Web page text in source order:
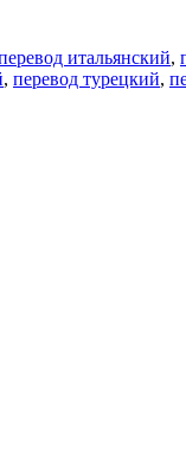
итальянский,
, перевод турецкий,